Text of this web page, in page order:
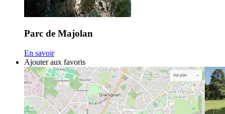
Parc de Majolan
En savoir
Ajouter aux favoris